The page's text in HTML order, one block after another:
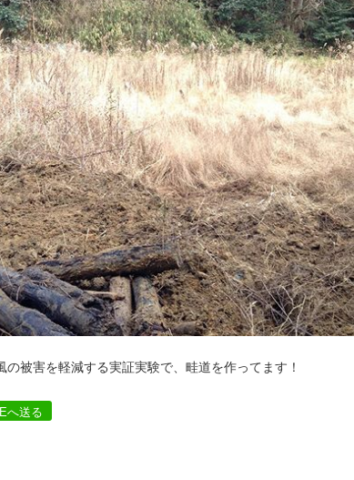
被害を軽減する実証実験で、畦道を作ってます！
へ送る